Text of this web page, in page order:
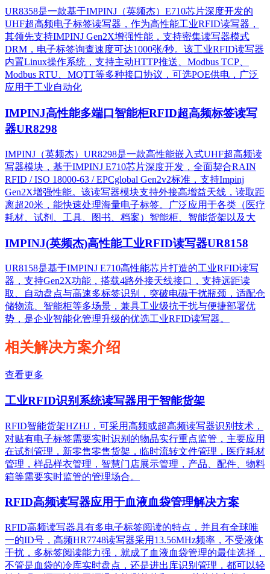
UR8358是一款基于IMPINJ（英频杰）E710芯片深度开发的
UHF超高频电子标签读写器，作为高性能工业RFID读写器，
其领先支持IMPINJ Gen2X增强性能，支持密集读写器模式
DRM，电子标签询查速度可达1000张/秒。该工业RFID读写器
内置Linux操作系统，支持主动HTTP推送、Modbus TCP、
Modbus RTU、MQTT等多种接口协议，可选POE供电，广泛
应用于工业自动化
IMPINJ高性能多端口智能柜RFID超高频标签读写
器UR8298
IMPINJ（英频杰）UR8298是一款高性能嵌入式UHF超高频读
写器模块，基于IMPINJ E710芯片深度开发，全面契合RAIN
RFID / ISO 18000-63 / EPCglobal Gen2v2标准，支持Impinj
Gen2X增强性能。该读写器模块支持外接高增益天线，读取距
离超20米，能快速处理海量电子标签。广泛应用于各类（医疗
耗材、试剂、工具、图书、档案）智能柜、智能货架以及大
IMPINJ(英频杰)高性能工业RFID读写器UR8158
UR8158是基于IMPINJ E710高性能芯片打造的工业RFID读写
器，支持Gen2X功能，搭载4路外接天线接口，支持远距读
取、自动盘点与高速多标签识别，突破电磁干扰瓶颈，适配仓
储物流、智能柜等多场景，兼具工业级抗干扰与便捷部署优
势，是企业智能化管理升级的优选工业RFID读写器。
相关解决方案介绍
查看更多
工业RFID识别系统读写器用于智能货架
RFID智能货架HZHJ，可采用高频或超高频读写器识别技术，
对贴有电子标签需要实时识别的物品实行重点监管，主要应用
在试剂管理，新零售零售货架，临时流转文件管理，医疗耗材
管理，样品样衣管理，智慧门店展示管理，产品、配件、物料
箱等需要实时监管的管理场合。
RFID高频读写器应用于血液血袋管理解决方案
RFID高频读写器具有多电子标签阅读的特点，并且有全球唯
一的ID号，高频HR7748读写器采用13.56MHz频率，不受液体
干扰，多标签阅读能力强，就成了血液血袋管理的最佳选择，
不管是血袋的冷库实时盘点，还是进出库识别管理，都可以轻